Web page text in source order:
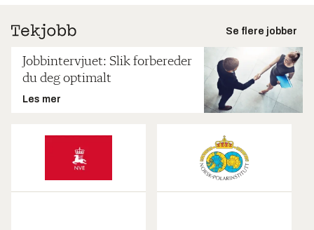
Se flere jobber
Jobbintervjuet: Slik forbereder
du deg optimalt
Les mer